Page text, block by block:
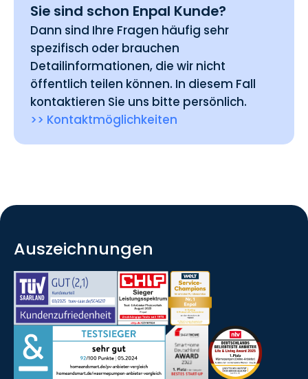
Sie sind schon Enpal Kunde?
Dann sind Ihre Fragen häufig sehr
spezifisch oder brauchen
Detailinformationen, die wir nicht
öffentlich teilen können. In diesem Fall
kontaktieren Sie uns bitte persönlich.
>> Kontaktmöglichkeiten
Auszeichnungen